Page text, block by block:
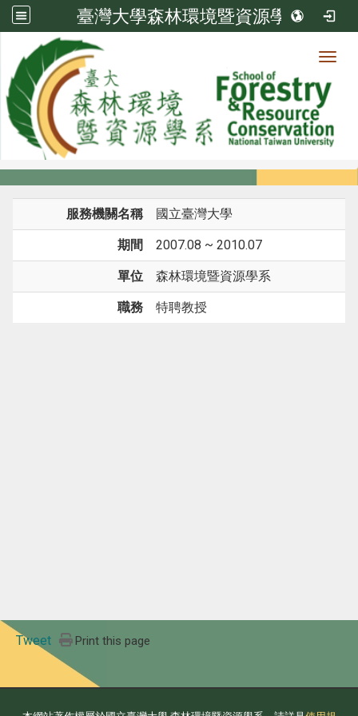
臺灣大學森林環境暨資源學系
系所成員
系所成員
服務機關名稱 國立臺灣大學
期間 2007.08 ~ 2010.07
單位 森林環境暨資源學系
職務 特聘教授
Tweet Print this page